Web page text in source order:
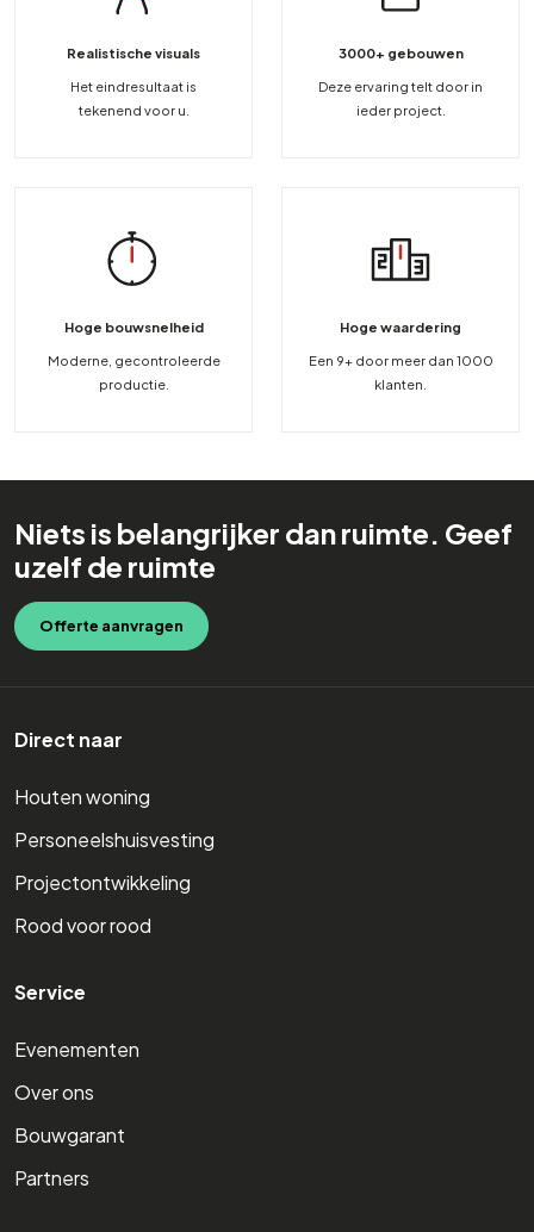
Realistische visuals
Het eindresultaat is
tekenend voor u.
3000+ gebouwen
Deze ervaring telt door in
ieder project.
Hoge bouwsnelheid
Moderne, gecontroleerde
productie.
Hoge waardering
Een 9+ door meer dan 1000
klanten.
Niets is belangrijker dan ruimte. Geef
uzelf de ruimte
Offerte aanvragen
Direct naar
Houten woning
Personeelshuisvesting
Projectontwikkeling
Rood voor rood
Service
Evenementen
Over ons
Bouwgarant
Partners